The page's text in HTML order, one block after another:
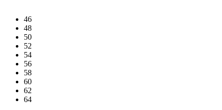
46
48
50
52
54
56
58
60
62
64